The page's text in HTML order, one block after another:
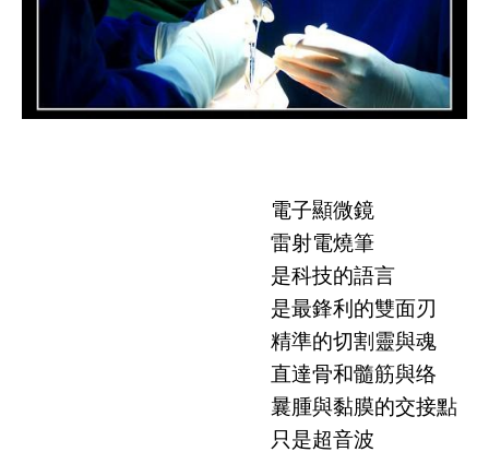
電子顯微鏡
雷射電燒筆
是科技的語言
是最鋒利的雙面刃
精準的切割靈與魂
直達骨和髓筋與络
曩腫與黏膜的交接點
只是超音波